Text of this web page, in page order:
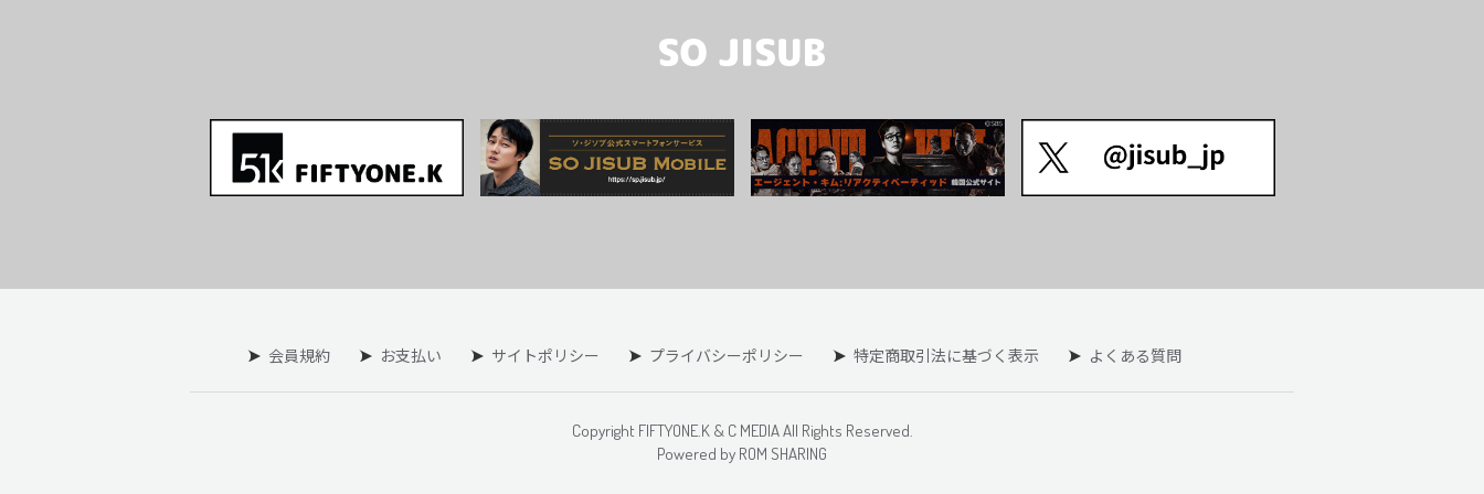
会員規約 お支払い サイトポリシー プライバシーポリシー 特定商取引法に基づく表示 よくある質問
Copyright FIFTYONE.K & C MEDIA All Rights Reserved.
Powered by ROM SHARING